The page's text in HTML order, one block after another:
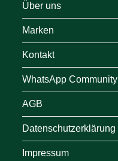
Über uns
Marken
Kontakt
WhatsApp Community
AGB
Datenschutzerklärung
Impressum